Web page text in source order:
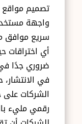
تصميم مواقع
واجهة
سريع موافق
أي اختراقات
ضروري جدًا
في
الشركات على
رقمي مليء